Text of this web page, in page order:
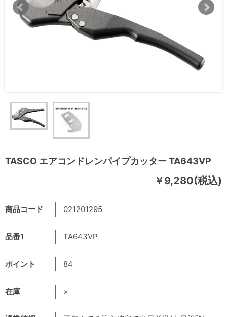
TASCO エアコンドレンパイプカッター TA643VP
￥9,280(税込)
商品コード 021201295
品番1 TA643VP
ポイント 84
在庫 ×